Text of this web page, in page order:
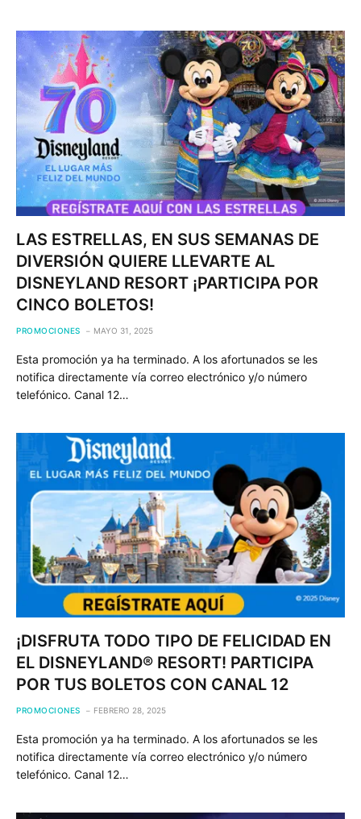
LAS ESTRELLAS, EN SUS SEMANAS DE
DIVERSIÓN QUIERE LLEVARTE AL
DISNEYLAND RESORT ¡PARTICIPA POR
CINCO BOLETOS!
PROMOCIONES MAYO 31, 2025
Esta promoción ya ha terminado. A los afortunados se les
notifica directamente vía correo electrónico y/o número
telefónico. Canal 12…
¡DISFRUTA TODO TIPO DE FELICIDAD EN
EL DISNEYLAND® RESORT! PARTICIPA
POR TUS BOLETOS CON CANAL 12
PROMOCIONES FEBRERO 28, 2025
Esta promoción ya ha terminado. A los afortunados se les
notifica directamente vía correo electrónico y/o número
telefónico. Canal 12…